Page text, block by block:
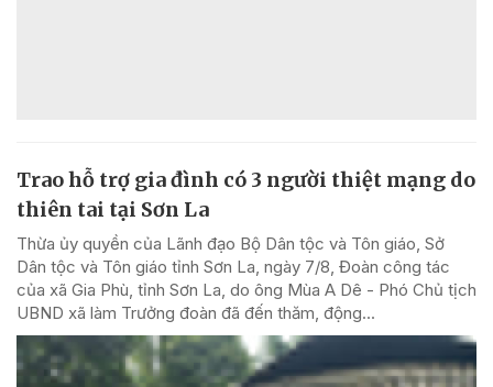
Trao hỗ trợ gia đình có 3 người thiệt mạng do
thiên tai tại Sơn La
Thừa ủy quyền của Lãnh đạo Bộ Dân tộc và Tôn giáo, Sở
Dân tộc và Tôn giáo tỉnh Sơn La, ngày 7/8, Đoàn công tác
của xã Gia Phù, tỉnh Sơn La, do ông Mùa A Dê - Phó Chủ tịch
UBND xã làm Trưởng đoàn đã đến thăm, động...